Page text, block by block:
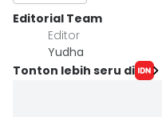
Editorial Team
Editor
Yudha ‎
Tonton lebih seru di